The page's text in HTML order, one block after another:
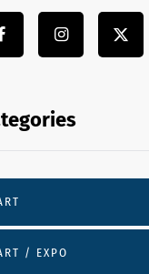
/ EXPO